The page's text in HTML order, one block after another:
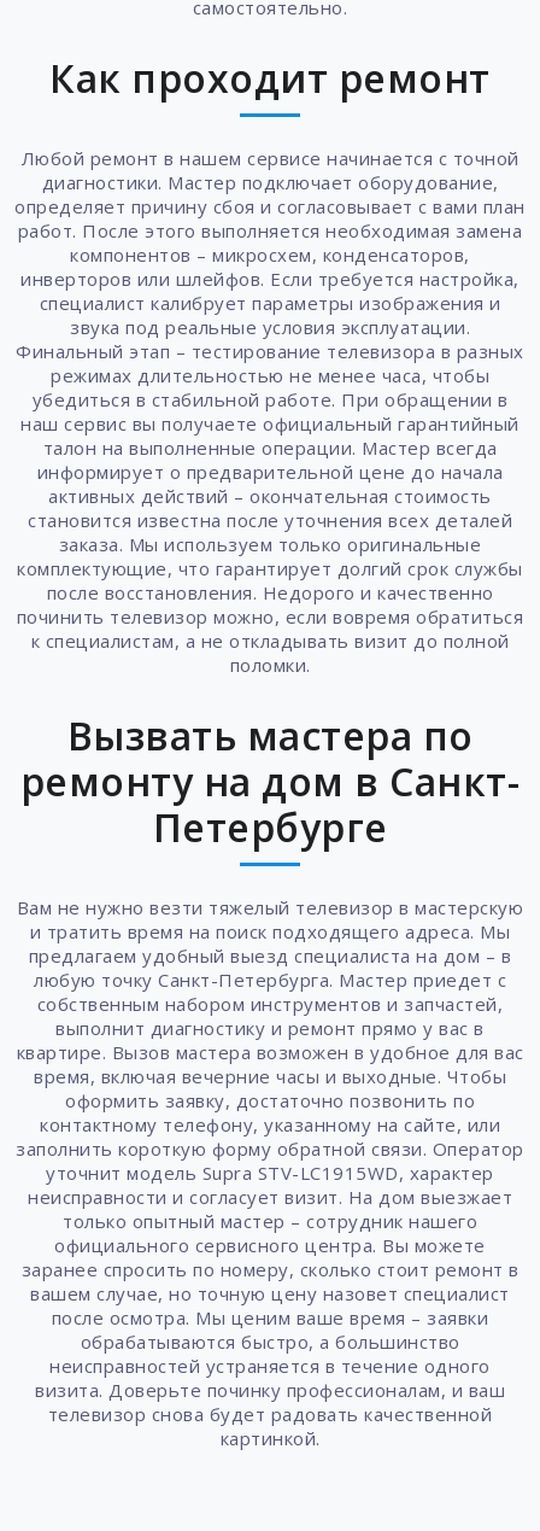
самостоятельно.
Как проходит ремонт
Любой ремонт в нашем сервисе начинается с точной
диагностики. Мастер подключает оборудование,
определяет причину сбоя и согласовывает с вами план
работ. После этого выполняется необходимая замена
компонентов – микросхем, конденсаторов,
инверторов или шлейфов. Если требуется настройка,
специалист калибрует параметры изображения и
звука под реальные условия эксплуатации.
Финальный этап – тестирование телевизора в разных
режимах длительностью не менее часа, чтобы
убедиться в стабильной работе. При обращении в
наш сервис вы получаете официальный гарантийный
талон на выполненные операции. Мастер всегда
информирует о предварительной цене до начала
активных действий – окончательная стоимость
становится известна после уточнения всех деталей
заказа. Мы используем только оригинальные
комплектующие, что гарантирует долгий срок службы
после восстановления. Недорого и качественно
починить телевизор можно, если вовремя обратиться
к специалистам, а не откладывать визит до полной
поломки.
Вызвать мастера по
ремонту на дом в Санкт-
Петербурге
Вам не нужно везти тяжелый телевизор в мастерскую
и тратить время на поиск подходящего адреса. Мы
предлагаем удобный выезд специалиста на дом – в
любую точку Санкт-Петербурга. Мастер приедет с
собственным набором инструментов и запчастей,
выполнит диагностику и ремонт прямо у вас в
квартире. Вызов мастера возможен в удобное для вас
время, включая вечерние часы и выходные. Чтобы
оформить заявку, достаточно позвонить по
контактному телефону, указанному на сайте, или
заполнить короткую форму обратной связи. Оператор
уточнит модель Supra STV-LC1915WD, характер
неисправности и согласует визит. На дом выезжает
только опытный мастер – сотрудник нашего
официального сервисного центра. Вы можете
заранее спросить по номеру, сколько стоит ремонт в
вашем случае, но точную цену назовет специалист
после осмотра. Мы ценим ваше время – заявки
обрабатываются быстро, а большинство
неисправностей устраняется в течение одного
визита. Доверьте починку профессионалам, и ваш
телевизор снова будет радовать качественной
картинкой.